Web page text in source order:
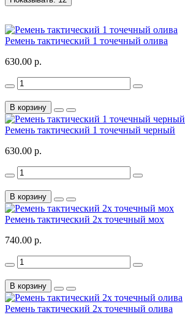
Ремень тактический 1 точечный олива
630.00 р.
В корзину
Ремень тактический 1 точечный черный
630.00 р.
В корзину
Ремень тактический 2х точечный мох
740.00 р.
В корзину
Ремень тактический 2х точечный олива